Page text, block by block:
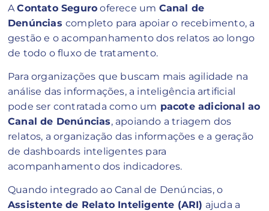
AContato Seguro oferece um Canal de
Denúncias completo para apoiar o recebimento, a
gestão e o acompanhamento dos relatos ao longo
de todo o fluxo de tratamento.
Para organizações que buscam mais agilidade na
análise das informações, a inteligência artificial
pode ser contratada como um pacote adicional ao
Canal de Denúncias, apoiando a triagem dos
relatos, a organização das informações e a geração
de dashboards inteligentes para
acompanhamento dos indicadores.
Quando integrado ao Canal de Denúncias, o
Assistente de Relato Inteligente (ARI) ajuda a